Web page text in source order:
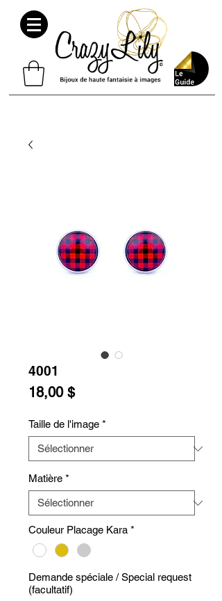
4001
18,00 $Prix
Taille de l'image *
Matière *
Couleur Placage Kara *
Demande spéciale / Special request
(facultatif)